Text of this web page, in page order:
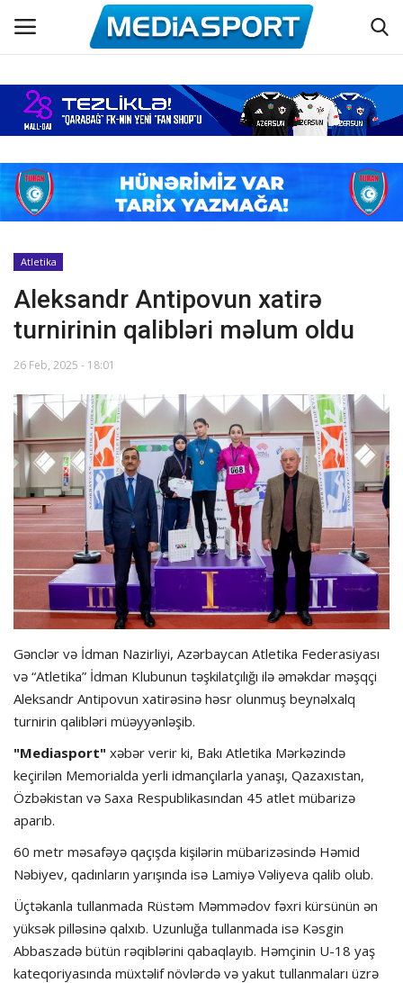
Əsas
Azərbaycan futbolu
Maraqlı
Əlaqə
Haqqımızda
Dünya futbolu
Hadisə
Olimpiada
Layihə
Formula 1
İdman növləri
Atletika
Aleksandr Antipovun xatirə
turnirinin qalibləri məlum oldu
26 Feb, 2025 - 18:01
Gənclər və İdman Nazirliyi, Azərbaycan Atletika Federasiyası
və “Atletika” İdman Klubunun təşkilatçılığı ilə əməkdar məşqçi
Aleksandr Antipovun xatirəsinə həsr olunmuş beynəlxalq
turnirin qalibləri müəyyənləşib.
"Mediasport" xəbər verir ki, Bakı Atletika Mərkəzində
keçirilən Memorialda yerli idmançılarla yanaşı, Qazaxıstan,
Özbəkistan və Saxa Respublikasından 45 atlet mübarizə
aparıb.
60 metr məsafəyə qaçışda kişilərin mübarizəsində Həmid
Nəbiyev, qadınların yarışında isə Lamiyə Vəliyeva qalib olub.
Üçtəkanla tullanmada Rüstəm Məmmədov fəxri kürsünün ən
yüksək pilləsinə qalxıb. Uzunluğa tullanmada isə Kəsgin
Abbaszadə bütün rəqiblərini qabaqlayıb. Həmçinin U-18 yaş
kateqoriyasında müxtəlif növlərdə və yakut tullanmaları üzrə